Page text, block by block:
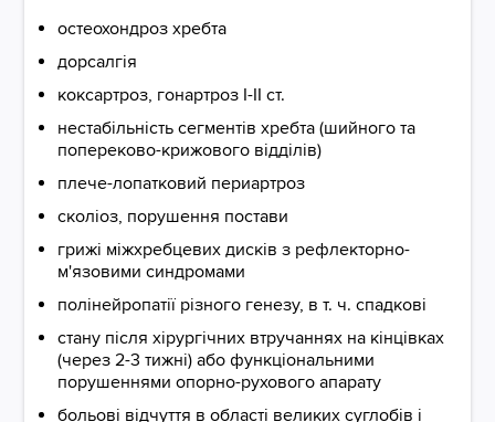
остеохондроз хребта
дорсалгія
коксартроз, гонартроз I-II ст.
нестабільність сегментів хребта (шийного та
попереково-крижового відділів)
плече-лопатковий периартроз
сколіоз, порушення постави
грижі міжхребцевих дисків з рефлекторно-
м'язовими синдромами
полінейропатії різного генезу, в т. ч. спадкові
стану після хірургічних втручаннях на кінцівках
(через 2-3 тижні) або функціональними
порушеннями опорно-рухового апарату
больові відчуття в області великих суглобів і